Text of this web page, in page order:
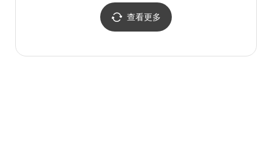
查看更多